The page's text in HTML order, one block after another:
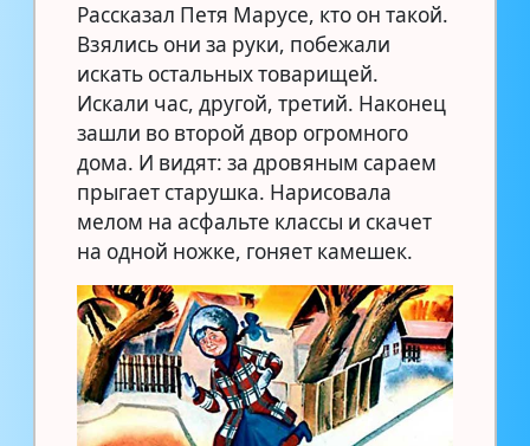
Рассказал Петя Марусе, кто он такой.
Взялись они за руки, побежали
искать остальных товарищей.
Искали час, другой, третий. Наконец
зашли во второй двор огромного
дома. И видят: за дровяным сараем
прыгает старушка. Нарисовала
мелом на асфальте классы и скачет
на одной ножке, гоняет камешек.